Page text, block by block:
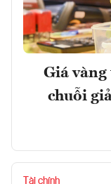
Giá vàng
chuỗi
Tài chính